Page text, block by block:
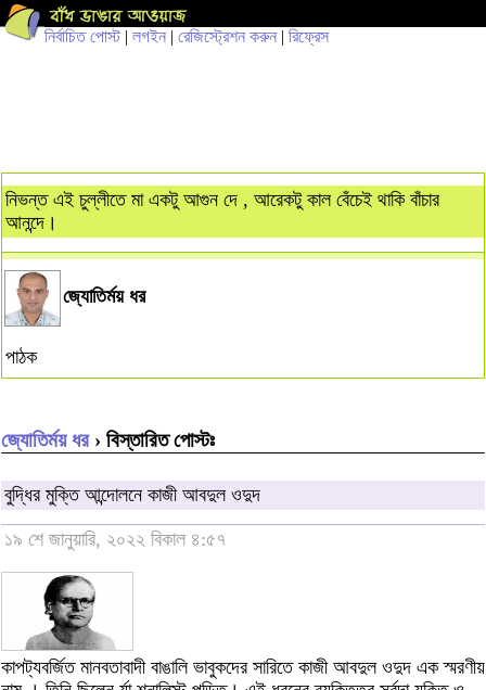
নির্বাচিত পোস্ট| লগইন | রেজিস্ট্রেশন করুন | রিফ্রেস
নিভন্ত এই চুল্লীতে মা একটু আগুন দে , আরেকটু কাল বেঁচেই থাকি বাঁচার
আনন্দে।
জ্যোতির্ময় ধর
পাঠক
জ্যোতির্ময় ধর› বিস্তারিত পোস্টঃ
বুদ্ধির মুক্তি আন্দোলনে কাজী আবদুল ওদুদ
১৯ শে জানুয়ারি, ২০২২ বিকাল ৪:৫৭
কাপট্যবর্জিত মানবতাবাদী বাঙালি ভাবুকদের সারিতে কাজী আবদুল ওদুদ এক স্মরণীয়